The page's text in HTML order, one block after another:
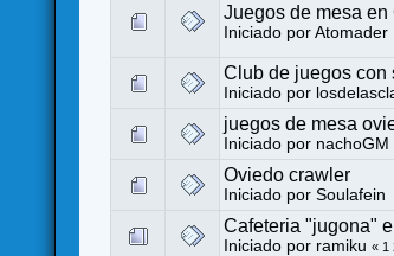
Juegos de mesa en
Iniciado porAtomader
Club de juegos con
Iniciado por
juegos de mesa
Iniciado por nachoGM
Oviedo crawler
Iniciado porSoulafein
Cafeteria "jugona"
Iniciado por ramiku « 1